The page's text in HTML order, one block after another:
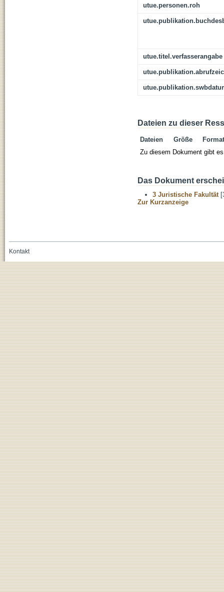
utue.personen.roh
utue.titel.verfasserangabe
Dateien zu dieser
Dateien Größe
Format
Zu diesem Dokument gibt
Das Dokument
3 Juristische Fakultät
Zur Kurzanzeige
Kontakt